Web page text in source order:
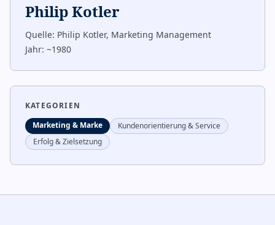
Philip Kotler
Quelle: Philip Kotler, Marketing Management
Jahr: ~1980
KATEGORIEN
Marketing & Marke
Kundenorientierung & Service
Erfolg & Zielsetzung